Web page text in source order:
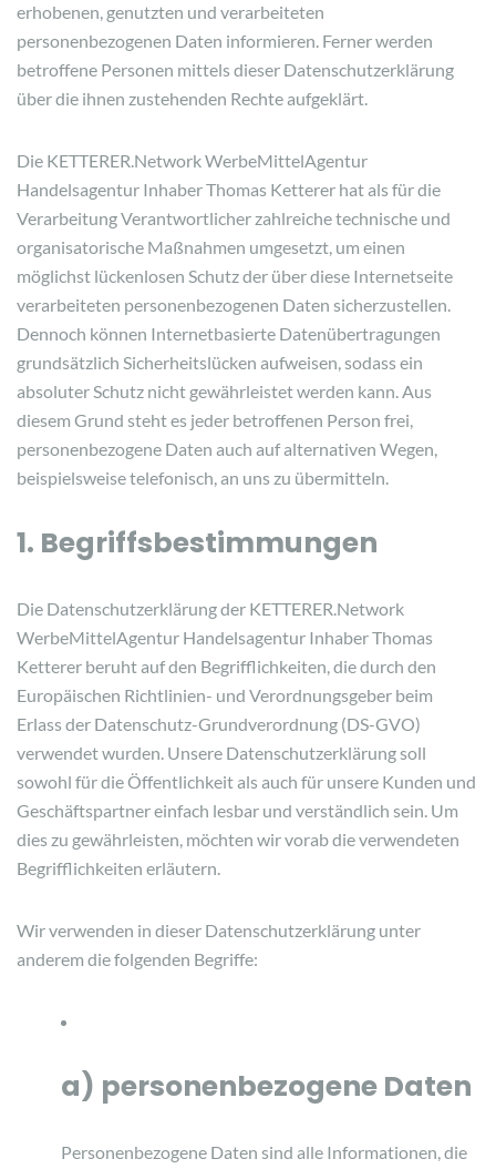
erhobenen, genutzten und verarbeiteten
personenbezogenen Daten informieren. Ferner werden
betroffene Personen mittels dieser Datenschutzerklärung
über die ihnen zustehenden Rechte aufgeklärt.
Die KETTERER.Network WerbeMittelAgentur
Handelsagentur Inhaber Thomas Ketterer hat als für die
Verarbeitung Verantwortlicher zahlreiche technische und
organisatorische Maßnahmen umgesetzt, um einen
möglichst lückenlosen Schutz der über diese Internetseite
verarbeiteten personenbezogenen Daten sicherzustellen.
Dennoch können Internetbasierte Datenübertragungen
grundsätzlich Sicherheitslücken aufweisen, sodass ein
absoluter Schutz nicht gewährleistet werden kann. Aus
diesem Grund steht es jeder betroffenen Person frei,
personenbezogene Daten auch auf alternativen Wegen,
beispielsweise telefonisch, an uns zu übermitteln.
1. Begriffsbestimmungen
Die Datenschutzerklärung der KETTERER.Network
WerbeMittelAgentur Handelsagentur Inhaber Thomas
Ketterer beruht auf den Begrifflichkeiten, die durch den
Europäischen Richtlinien- und Verordnungsgeber beim
Erlass der Datenschutz-Grundverordnung (DS-GVO)
verwendet wurden. Unsere Datenschutzerklärung soll
sowohl für die Öffentlichkeit als auch für unsere Kunden und
Geschäftspartner einfach lesbar und verständlich sein. Um
dies zu gewährleisten, möchten wir vorab die verwendeten
Begrifflichkeiten erläutern.
Wir verwenden in dieser Datenschutzerklärung unter
anderem die folgenden Begriffe:
a) personenbezogene Daten
Personenbezogene Daten sind alle Informationen, die